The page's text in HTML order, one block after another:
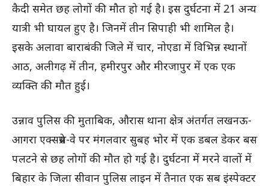
कैदी समेत छह लोगों की मौत हो गई है। इस दुर्घटना में 21 अन्य
यात्री भी घायल हुए है। जिनमें तीन सिपाही भी शामिल है।
इसके अलावा बाराबंकी जिले में चार, नाेएडा में विभिन्न स्थानाें
आठ, अलीगढ़ में तीन, हमीरपुर और मीरजापुर में एक एक
व्यक्ति की माैत हुई।
उन्नाव पुलिस की मुताबिक, औरास थाना क्षेत्र अंतर्गत लखनऊ-
आगरा एक्सप्रेस-वे पर मंगलवार सुबह भोर में एक डबल डेकर बस
पलटने से छह लोगों की मौत हो गई है। दुर्घटना में मरने वालाें में
बिहार के जिला सीवान पुलिस लाइन में तैनात एक सब इंस्पेक्टर